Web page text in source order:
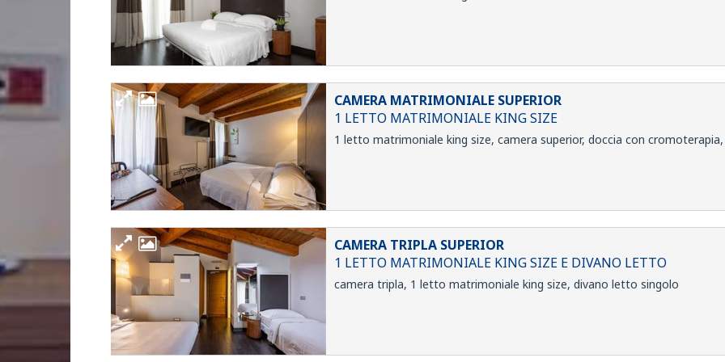
CAMERA MATRIMONIALE SUPERIOR
1 LETTO MATRIMONIALE KING SIZE
1 letto matrimoniale king size, camera superior, doccia con
CAMERA TRIPLA SUPERIOR
1 LETTO MATRIMONIALE KING SIZE E DIVANO LETTO
camera tripla, 1 letto matrimoniale king size, divano letto singolo